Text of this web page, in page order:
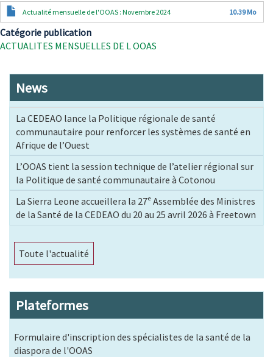
DocumentActualité mensuelle de l'OOAS : Novembre 2024 10.39 Mo
Catégorie publication
ACTUALITES MENSUELLES DE L OOAS
News
La CEDEAO lance la Politique régionale de santé
communautaire pour renforcer les systèmes de santé en
Afrique de l’Ouest
L’OOAS tient la session technique de l’atelier régional sur
la Politique de santé communautaire à Cotonou
La Sierra Leone accueillera la 27ᵉ Assemblée des Ministres
de la Santé de la CEDEAO du 20 au 25 avril 2026 à Freetown
Toute l'actualité
Plateformes
Formulaire d'inscription des spécialistes de la santé de la
diaspora de l'OOAS